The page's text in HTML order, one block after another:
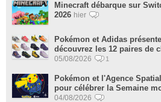
Minecraft débarque sur
2026 hier
Pokémon et Adidas
découvrez les 12 paires de
05/08/2026 1
Pokémon et l'Agence
pour célébrer la Semaine
04/08/2026